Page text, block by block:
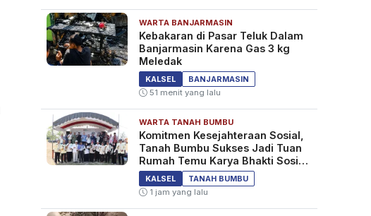
WARTA BANJARMASIN
Kebakaran di Pasar Teluk Dalam
Banjarmasin Karena Gas 3 kg
Meledak
KALSEL
BANJARMASIN
51 menit yang lalu
WARTA TANAH BUMBU
Komitmen Kesejahteraan Sosial,
Tanah Bumbu Sukses Jadi Tuan
Rumah Temu Karya Bhakti Sosial
PSM Ke-23
KALSEL
TANAH BUMBU
1 jam yang lalu